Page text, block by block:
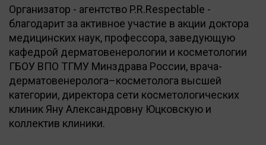
Организатор - агентство P.R.Respectable -
благодарит за активное участие в акции доктора
медицинских наук, профессора, заведующую
кафедрой дерматовенерологии и косметологии
ГБОУ ВПО ТГМУ Минздрава России, врача-
дерматовенеролога–косметолога высшей
категории, директора сети косметологических
клиник Яну Александровну Юцковскую и
коллектив клиники.